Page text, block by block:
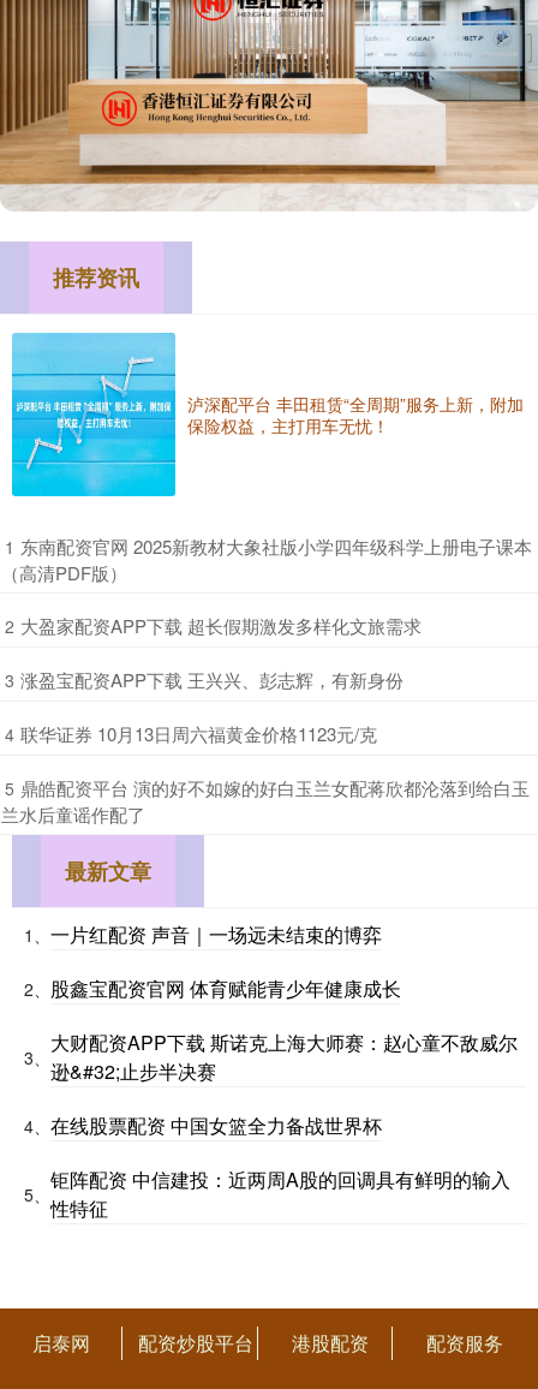
推荐资讯
泸深配平台 丰田租赁“全周期”服务上新，附加
保险权益，主打用车无忧！
1 ​东南配资官网 2025新教材大象社版小学四年级科学上册电子课本
（高清PDF版）
2 ​大盈家配资APP下载 超长假期激发多样化文旅需求
3 ​涨盈宝配资APP下载 王兴兴、彭志辉，有新身份
4 ​联华证券 10月13日周六福黄金价格1123元/克
5 ​鼎皓配资平台 演的好不如嫁的好白玉兰女配蒋欣都沦落到给白玉
兰水后童谣作配了
最新文章
1、 一片红配资 声音｜一场远未结束的博弈
2、 股鑫宝配资官网 体育赋能青少年健康成长
3、
大财配资APP下载 斯诺克上海大师赛：赵心童不敌威尔
逊&#32;止步半决赛
4、 在线股票配资 中国女篮全力备战世界杯
5、
钜阵配资 中信建投：近两周A股的回调具有鲜明的输入
性特征
启泰网 配资炒股平台 港股配资 配资服务